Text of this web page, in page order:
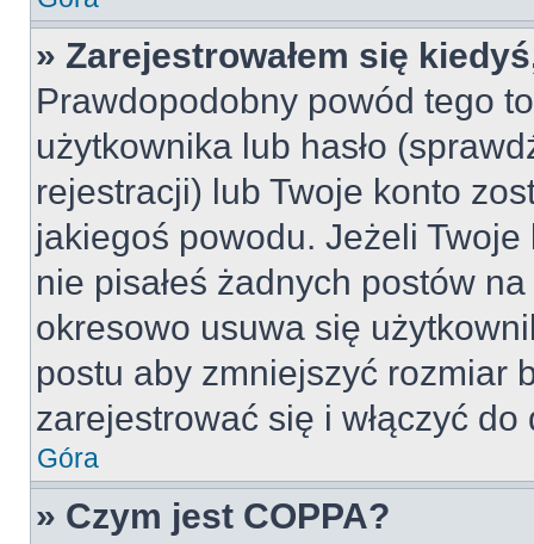
» Zarejestrowałem się
Prawdopodobny powód tego
użytkownika lub hasło
rejestracji) lub Twoje konto
jakiegoś powodu. Jeżeli
nie pisałeś żadnych postów
okresowo usuwa się
postu aby zmniejszyć rozmiar
zarejestrować się i włączyć
Góra
» Czym jest COPPA?